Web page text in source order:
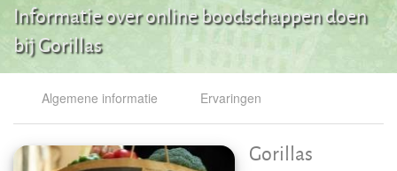
Informatie over online boodschappen doen
bij Gorillas
Algemene informatie Ervaringen
Gorillas